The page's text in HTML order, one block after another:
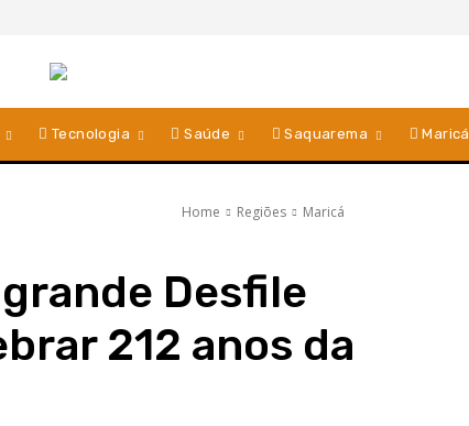
Tecnologia Saúde Saquarema Maricá
Home Regiões Maricá
Desfile
212 anos da